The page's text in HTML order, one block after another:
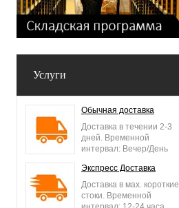
Услуги
Обычная доставка
Доставка в течении 2-3
дней. Временной
интервал: Вечер/День
Экспресс Доставка
Доставка в мах. короткие
стоки. Временной